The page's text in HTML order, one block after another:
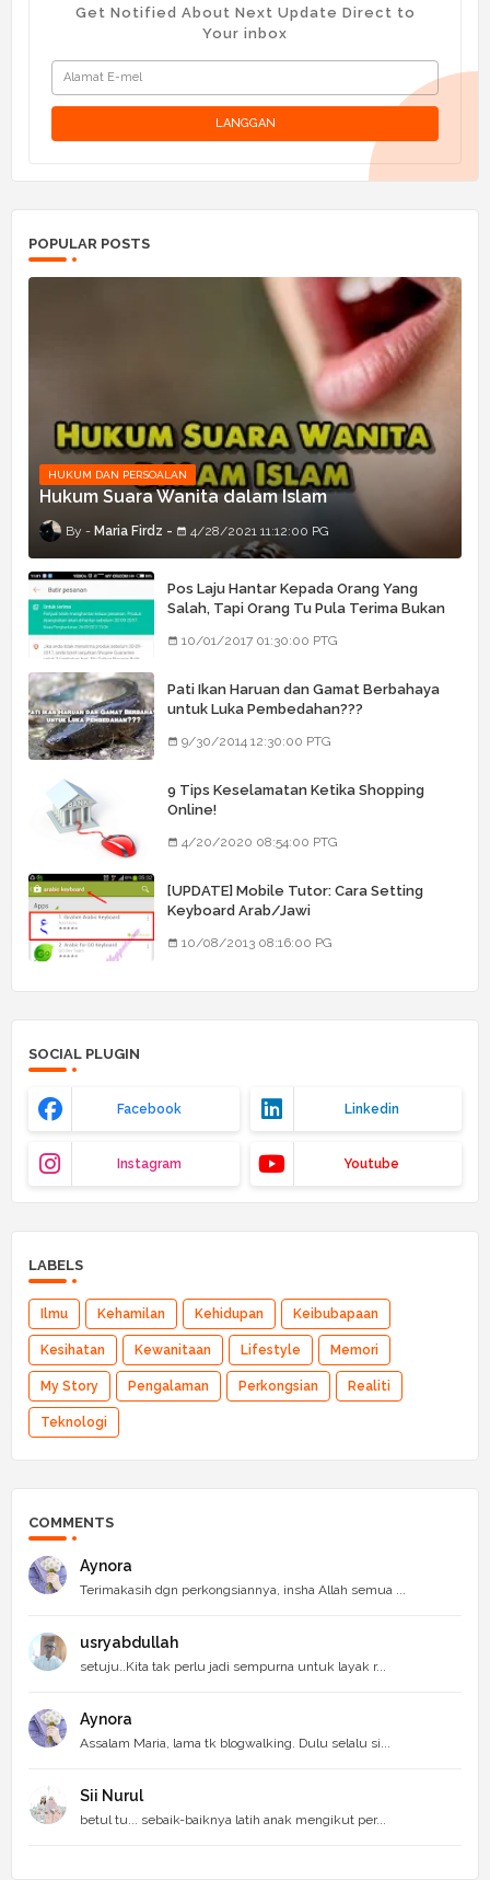
Get Notified About Next Update Direct to
Your inbox
POPULAR POSTS
HUKUM DAN PERSOALAN
Hukum Suara Wanita dalam Islam
Maria Firdz 4/28/2021 11:12:00 PG
Pos Laju Hantar Kepada Orang Yang
Salah, Tapi Orang Tu Pula Terima Bukan
10/01/2017 01:30:00 PTG
Pati Ikan Haruan dan Gamat Berbahaya
untuk Luka Pembedahan???
9/30/2014 12:30:00 PTG
9 Tips Keselamatan Ketika Shopping
Online!
4/20/2020 08:54:00 PTG
[UPDATE] Mobile Tutor: Cara Setting
Keyboard Arab/Jawi
10/08/2013 08:16:00 PG
SOCIAL PLUGIN
Facebook Linkedin
Instagram Youtube
LABELS
Ilmu Kehamilan Kehidupan Keibubapaan
Kesihatan Kewanitaan Lifestyle Memori
My Story Pengalaman Perkongsian Realiti
Teknologi
COMMENTS
Aynora
Terimakasih dgn perkongsiannya, insha Allah semua ...
usryabdullah
setuju..Kita tak perlu jadi sempurna untuk layak r...
Aynora
Assalam Maria, lama tk blogwalking. Dulu selalu si...
Sii Nurul
betul tu... sebaik-baiknya latih anak mengikut per...